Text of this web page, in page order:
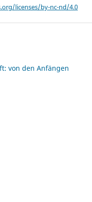
licenses/by-nc-nd/4.0